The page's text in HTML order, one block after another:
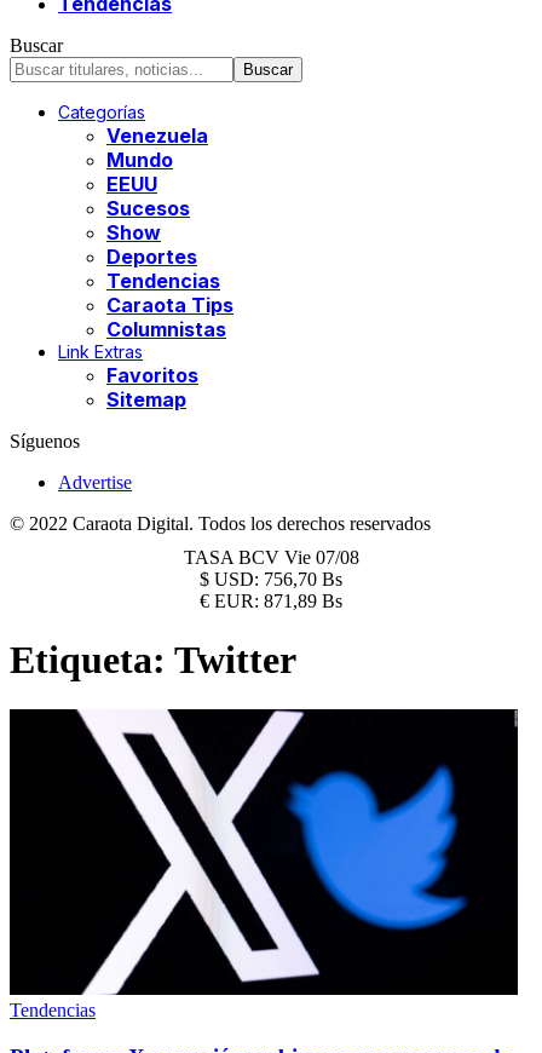
Buscar
Categorías
Venezuela
Mundo
EEUU
Sucesos
Show
Deportes
Tendencias
Caraota Tips
Columnistas
Link Extras
Favoritos
Sitemap
Síguenos
Advertise
© 2022 Caraota Digital. Todos los derechos reservados
TASA BCV Vie 07/08
$ USD: 756,70 Bs
€ EUR: 871,89 Bs
Etiqueta: Twitter
Tendencias